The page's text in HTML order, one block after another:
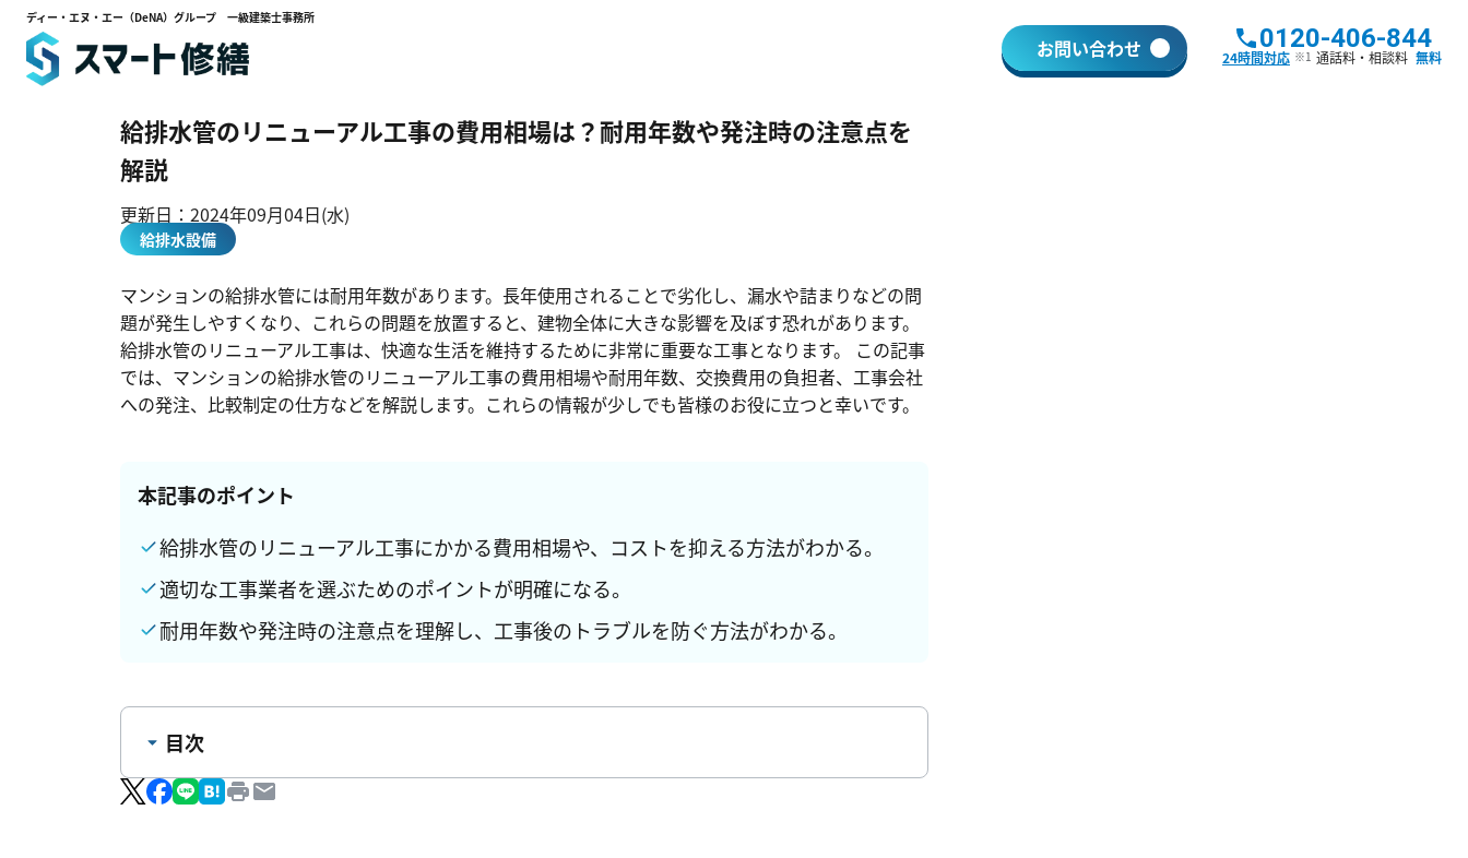
ディー・エヌ・エー（DeNA）グループ 一級建築士事務所
お問い合わせ 0120-406-844
24時間対応 通話料・相談料 無料
ホーム ブログメディア
給排水管のリニューアル工事の費用相場は？耐用年数や発注時の注意点を
解説
更新日： 2024年09月04日(水)
給排水設備
マンションの給排水管には耐用年数があります。長年使用されることで劣化し、漏水や詰まりなどの問
題が発生しやすくなり、これらの問題を放置すると、建物全体に大きな影響を及ぼす恐れがあります。
給排水管のリニューアル工事は、快適な生活を維持するために非常に重要な工事となります。 この記事
では、マンションの給排水管のリニューアル工事の費用相場や耐用年数、交換費用の負担者、工事会社
への発注、比較制定の仕方などを解説します。これらの情報が少しでも皆様のお役に立つと幸いです。
本記事のポイント
給排水管のリニューアル工事にかかる費用相場や、コストを抑える方法がわかる。
適切な工事業者を選ぶためのポイントが明確になる。
耐用年数や発注時の注意点を理解し、工事後のトラブルを防ぐ方法がわかる。
目次
マンションの給排水管のリニューアル工事の費用相場